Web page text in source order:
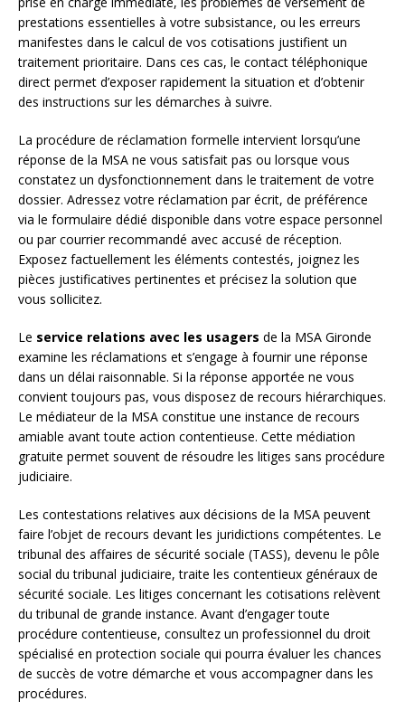
prestations essentielles à votre subsistance, ou les erreurs
manifestes dans le calcul de vos cotisations justifient un
traitement prioritaire. Dans ces cas, le contact téléphonique
direct permet d’exposer rapidement la situation et d’obtenir
des instructions sur les démarches à suivre.
La procédure de réclamation formelle intervient lorsqu’une
réponse de la MSA ne vous satisfait pas ou lorsque vous
constatez un dysfonctionnement dans le traitement de votre
dossier. Adressez votre réclamation par écrit, de préférence
via le formulaire dédié disponible dans votre espace personnel
ou par courrier recommandé avec accusé de réception.
Exposez factuellement les éléments contestés, joignez les
pièces justificatives pertinentes et précisez la solution que
vous sollicitez.
Le service relations avec les usagers de la MSA Gironde
examine les réclamations et s’engage à fournir une réponse
dans un délai raisonnable. Si la réponse apportée ne vous
convient toujours pas, vous disposez de recours hiérarchiques.
Le médiateur de la MSA constitue une instance de recours
amiable avant toute action contentieuse. Cette médiation
gratuite permet souvent de résoudre les litiges sans procédure
judiciaire.
Les contestations relatives aux décisions de la MSA peuvent
faire l’objet de recours devant les juridictions compétentes. Le
tribunal des affaires de sécurité sociale (TASS), devenu le pôle
social du tribunal judiciaire, traite les contentieux généraux de
sécurité sociale. Les litiges concernant les cotisations relèvent
du tribunal de grande instance. Avant d’engager toute
procédure contentieuse, consultez un professionnel du droit
spécialisé en protection sociale qui pourra évaluer les chances
de succès de votre démarche et vous accompagner dans les
procédures.